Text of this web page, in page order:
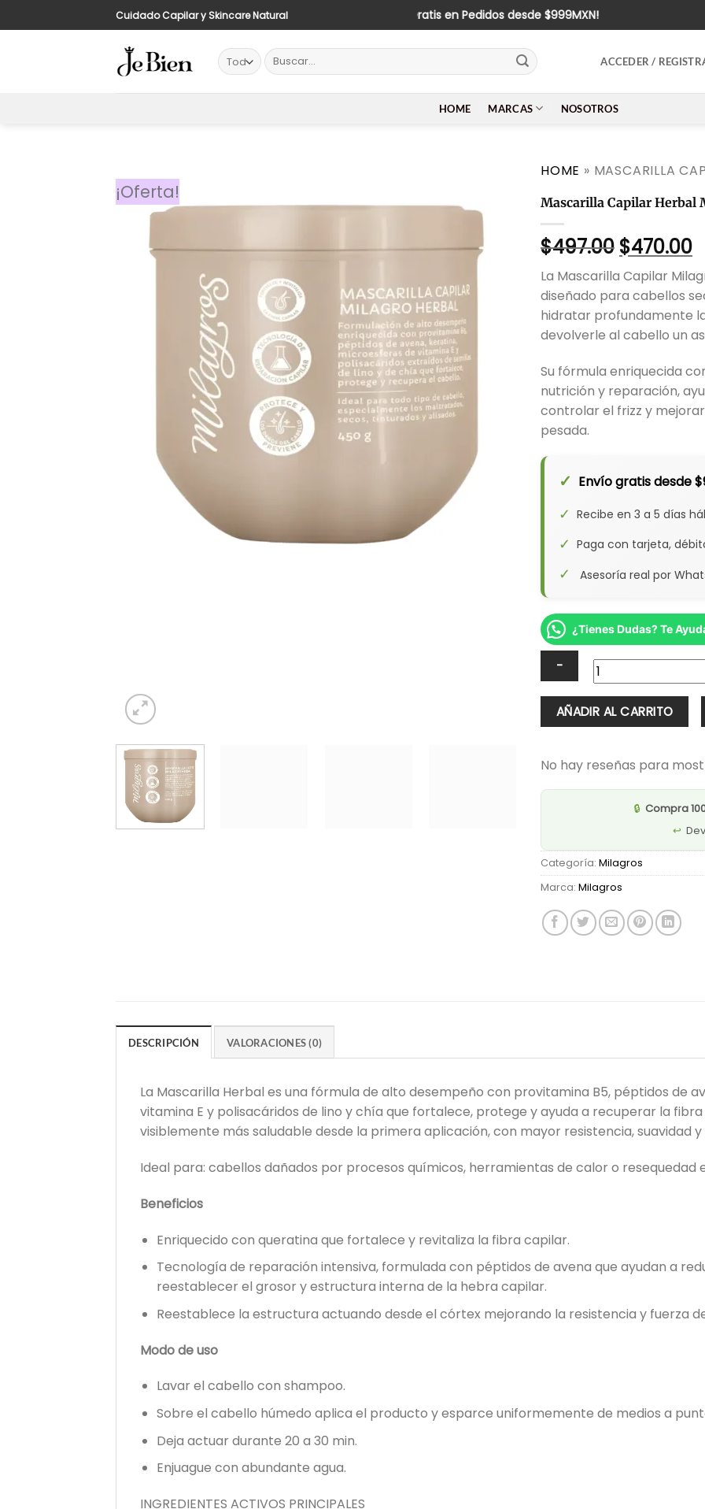
al
Cuidado Capilar y Skincare Natural ¡Envío Gratis en Pedidos desde $999MXN!
Buscar
por:
ACCEDER /
HOME MARCAS NOSOTROS
¡Oferta!
HOME » MASCARILLA
Mascarilla Capilar Herbal
$497.00 El
precio
original
era:
$497.00.
$470.00El
La Mascarilla Capilar
diseñado para cabellos
hidratar profundamente
devolverle al cabello un
Su fórmula enriquecida
nutrición y reparación,
controlar el frizz y
pesada.
✓ Envío gratis desde
✓ Recibe en 3 a 5 días
✓ Paga con tarjeta,
✓ Asesoría real por
¿Tienes Dudas? Te
Mascarilla
Milagros
cantidad
AÑADIR AL CARRITO
No hay reseñas para
🔒 Compra
↩️
Categoría: Milagros
Marca: Milagros
DESCRIPCIÓN VALORACIONES (0)
La Mascarilla Herbal es una fórmula de alto desempeño con provitamina B5, péptidos de
vitamina E y polisacáridos de lino y chía que fortalece, protege y ayuda a recuperar la
visiblemente más saludable desde la primera aplicación, con mayor resistencia, suavidad y
Ideal para: cabellos dañados por procesos químicos, herramientas de calor o resequedad
Beneficios
Enriquecido con queratina que fortalece y revitaliza la fibra capilar.
Tecnología de reparación intensiva, formulada con péptidos de avena que ayudan a
reestablecer el grosor y estructura interna de la hebra capilar.
Reestablece la estructura actuando desde el córtex mejorando la resistencia y fuerza
Modo de uso
Lavar el cabello con shampoo.
Sobre el cabello húmedo aplica el producto y esparce uniformemente de medios a
Deja actuar durante 20 a 30 min.
Enjuague con abundante agua.
INGREDIENTES ACTIVOS PRINCIPALES